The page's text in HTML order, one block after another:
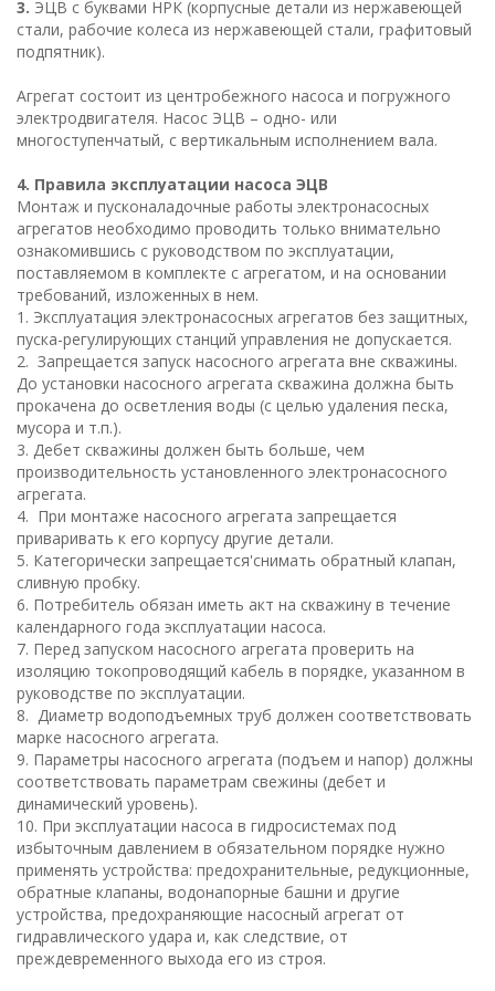
3. ЭЦВ с буквами НРК (корпусные детали из нержавеющей
стали, рабочие колеса из нержавеющей стали, графитовый
подпятник).
Агрегат состоит из центробежного насоса и погружного
электродвигателя. Насос ЭЦВ – одно- или
многоступенчатый, с вертикальным исполнением вала.
4. Правила эксплуатации насоса ЭЦВ
Монтаж и пусконаладочные работы электронасосных
агрегатов необходимо проводить только внимательно
ознакомившись с руководством по эксплуатации,
поставляемом в комплекте с агрегатом, и на основании
требований, изложенных в нем.
1. Эксплуатация электронасосных агрегатов без защитных,
пуска-регулирующих станций управления не допускается.
2. Запрещается запуск насосного агрегата вне скважины.
До установки насосного агрегата скважина должна быть
прокачена до осветления воды (с целью удаления песка,
мусора и т.п.).
3. Дебет скважины должен быть больше, чем
производительность установленного электронасосного
агрегата.
4. При монтаже насосного агрегата запрещается
приваривать к его корпусу другие детали.
5. Категорически запрещается'снимать обратный клапан,
сливную пробку.
6. Потребитель обязан иметь акт на скважину в течение
календарного года эксплуатации насоса.
7. Перед запуском насосного агрегата проверить на
изоляцию токопроводящий кабель в порядке, указанном в
руководстве по эксплуатации.
8. Диаметр водоподъемных труб должен соответствовать
марке насосного агрегата.
9. Параметры насосного агрегата (подъем и напор) должны
соответствовать параметрам свежины (дебет и
динамический уровень).
10. При эксплуатации насоса в гидросистемах под
избыточным давлением в обязательном порядке нужно
применять устройства: предохранительные, редукционные,
обратные клапаны, водонапорные башни и другие
устройства, предохраняющие насосный агрегат от
гидравлического удара и, как следствие, от
преждевременного выхода его из строя.